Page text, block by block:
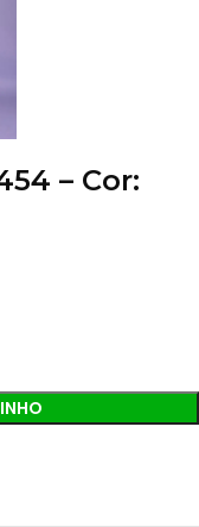
– Cor: